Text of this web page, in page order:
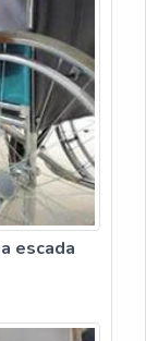
escada